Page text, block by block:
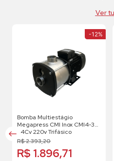
Ver
-12%
Bomba Multiestágio
Megapress CMI Inox CMI4-3
1.4Cv 220v Trifásico
R$2.393,20
R$ 1.896,71